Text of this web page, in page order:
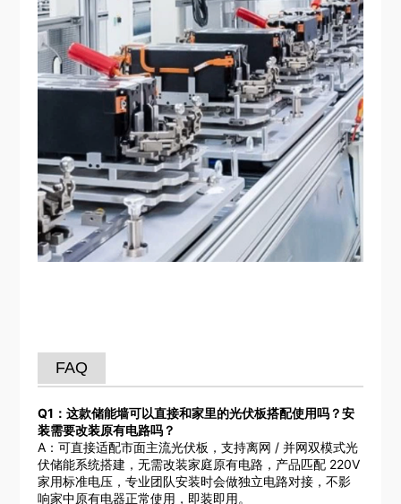
FAQ
Q1：这款储能墙可以直接和家里的光伏板搭配使用吗？安
装需要改装原有电路吗？
A：可直接适配市面主流光伏板，支持离网 / 并网双模式光
伏储能系统搭建，无需改装家庭原有电路，产品匹配 220V
家用标准电压，专业团队安装时会做独立电路对接，不影
响家中原有电器正常使用，即装即用。